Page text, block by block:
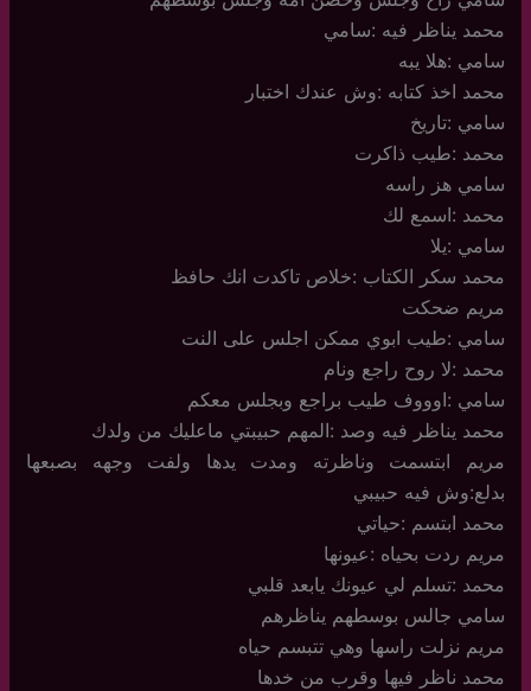
محمد يناظر فيه :سامي
سامي :هلا يبه
محمد اخذ كتابه :وش عندك اختبار
سامي :تاريخ
محمد :طيب ذاكرت
سامي هز راسه
محمد :اسمع لك
سامي :يلا
محمد سكر الكتاب :خلاص تاكدت انك حافظ
مريم ضحكت
سامي :طيب ابوي ممكن اجلس على النت
محمد :لا روح راجع ونام
سامي :اوووف طيب براجع وبجلس معكم
محمد يناظر فيه وصد :المهم حبيبتي ماعليك من ولدك
مريم ابتسمت وناظرته ومدت يدها ولفت وجهه بصبعها
بدلع:وش فيه حبيبي
محمد ابتسم :حياتي
مريم ردت بحياه :عيونها
محمد :تسلم لي عيونك يابعد قلبي
سامي جالس بوسطهم يناظرهم
مريم نزلت راسها وهي تتبسم حياه
محمد ناظر فيها وقرب من خدها